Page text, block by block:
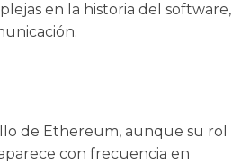
en la historia del software,
de Ethereum, aunque su rol
con frecuencia en